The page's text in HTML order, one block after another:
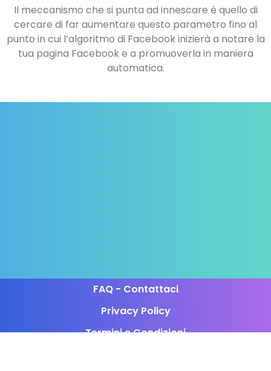
Il meccanismo che si punta ad innescare è quello di
cercare di far aumentare questo parametro fino al
punto in cui l’algoritmo di Facebook inizierà a notare la
tua pagina Facebook e a promuoverla in maniera
automatica.
FAQ - Contattaci
Privacy Policy
Termini e Condizioni